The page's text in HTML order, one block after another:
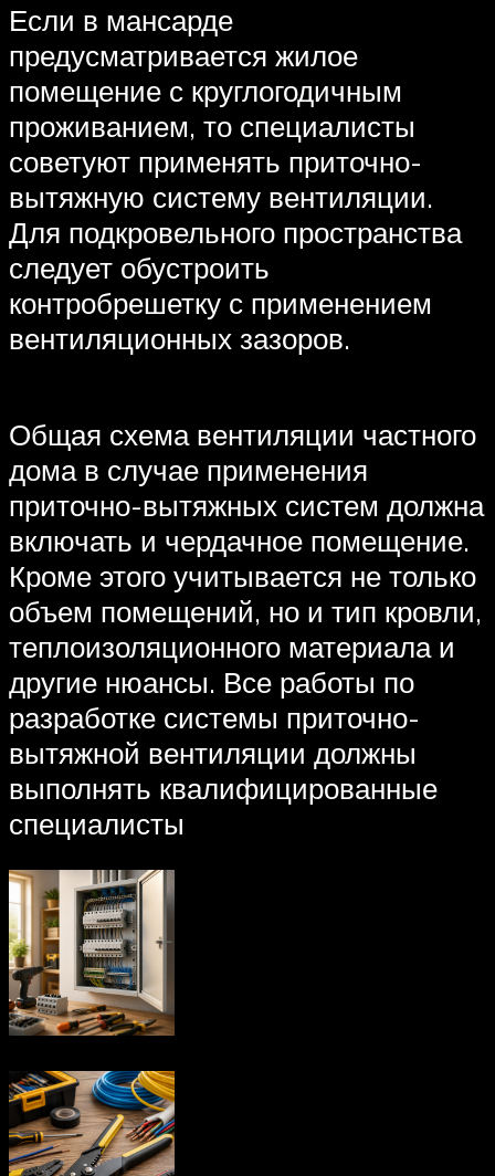
Если в мансарде
предусматривается жилое
помещение с круглогодичным
проживанием, то специалисты
советуют применять приточно-
вытяжную систему вентиляции.
Для подкровельного пространства
следует обустроить
контробрешетку с применением
вентиляционных зазоров.
Общая схема вентиляции частного
дома в случае применения
приточно-вытяжных систем должна
включать и чердачное помещение.
Кроме этого учитывается не только
объем помещений, но и тип кровли,
теплоизоляционного материала и
другие нюансы. Все работы по
разработке системы приточно-
вытяжной вентиляции должны
выполнять квалифицированные
специалисты